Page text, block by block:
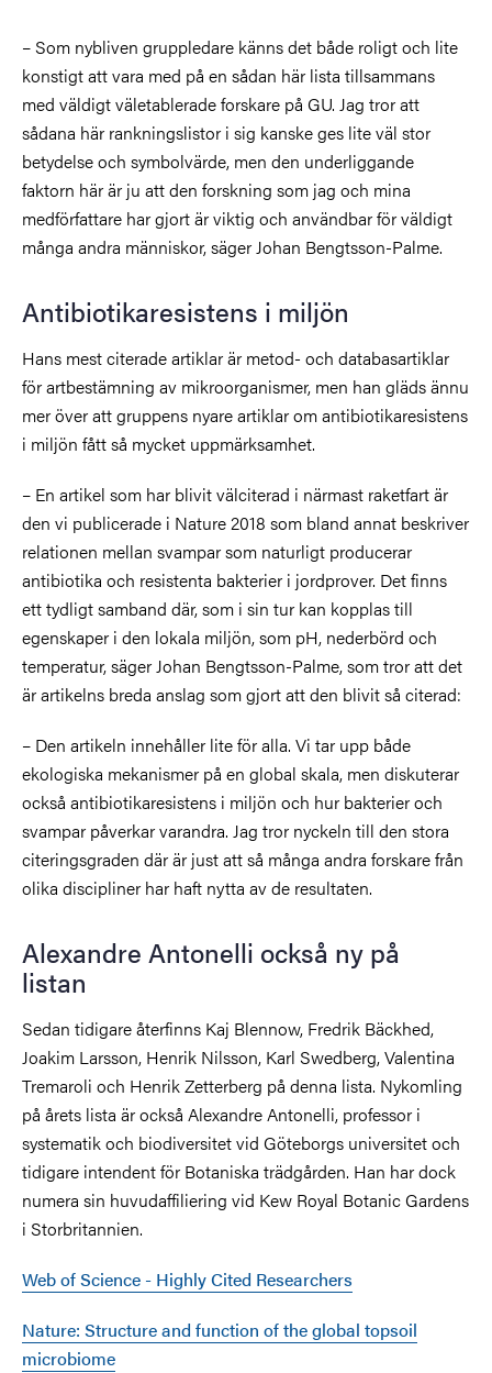
– Som nybliven gruppledare känns det både roligt och lite
konstigt att vara med på en sådan här lista tillsammans
med väldigt väletablerade forskare på GU. Jag tror att
sådana här rankningslistor i sig kanske ges lite väl stor
betydelse och symbolvärde, men den underliggande
faktorn här är ju att den forskning som jag och mina
medförfattare har gjort är viktig och användbar för väldigt
många andra människor, säger Johan Bengtsson-Palme.
Antibiotikaresistens i miljön
Hans mest citerade artiklar är metod- och databasartiklar
för artbestämning av mikroorganismer, men han gläds ännu
mer över att gruppens nyare artiklar om antibiotikaresistens
i miljön fått så mycket uppmärksamhet.
– En artikel som har blivit välciterad i närmast raketfart är
den vi publicerade i Nature 2018 som bland annat beskriver
relationen mellan svampar som naturligt producerar
antibiotika och resistenta bakterier i jordprover. Det finns
ett tydligt samband där, som i sin tur kan kopplas till
egenskaper i den lokala miljön, som pH, nederbörd och
temperatur, säger Johan Bengtsson-Palme, som tror att det
är artikelns breda anslag som gjort att den blivit så citerad:
– Den artikeln innehåller lite för alla. Vi tar upp både
ekologiska mekanismer på en global skala, men diskuterar
också antibiotikaresistens i miljön och hur bakterier och
svampar påverkar varandra. Jag tror nyckeln till den stora
citeringsgraden där är just att så många andra forskare från
olika discipliner har haft nytta av de resultaten.
Alexandre Antonelli också ny på
listan
Sedan tidigare återfinns Kaj Blennow, Fredrik Bäckhed,
Joakim Larsson, Henrik Nilsson, Karl Swedberg, Valentina
Tremaroli och Henrik Zetterberg på denna lista. Nykomling
på årets lista är också Alexandre Antonelli, professor i
systematik och biodiversitet vid Göteborgs universitet och
tidigare intendent för Botaniska trädgården. Han har dock
numera sin huvudaffiliering vid Kew Royal Botanic Gardens
i Storbritannien.
Web of Science - Highly Cited Researchers
Nature: Structure and function of the global topsoil
microbiome